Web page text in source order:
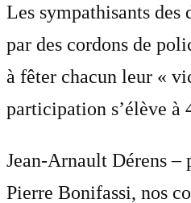
Les sympathisants des
par des cordons de
à fêter chacun leur «
participation s’élève à
Jean-Arnault Dérens –
Pierre Bonifassi, nos